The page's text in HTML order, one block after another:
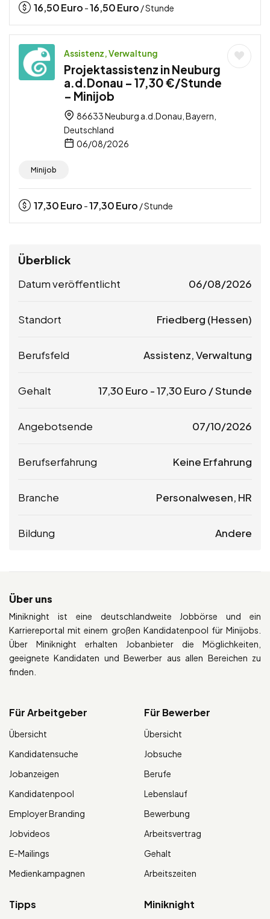
16,50Euro -16,50Euro / Stunde
Assistenz, Verwaltung
Projektassistenz in Neuburg
a.d.Donau – 17,30 €/Stunde
– Minijob
86633 Neuburg a.d.Donau, Bayern,
Deutschland
06/08/2026
Minijob
17,30Euro -17,30Euro / Stunde
Überblick
Datum veröffentlicht 06/08/2026
Standort Friedberg (Hessen)
Berufsfeld Assistenz, Verwaltung
Gehalt 17,30 Euro -17,30 Euro / Stunde
Angebotsende 07/10/2026
Berufserfahrung Keine Erfahrung
Branche Personalwesen, HR
Bildung Andere
Über uns
Miniknight ist eine deutschlandweite Jobbörse und ein
Karriereportal mit einem großen Kandidatenpool für Minijobs.
Über Miniknight erhalten Jobanbieter die Möglichkeiten,
geeignete Kandidaten und Bewerber aus allen Bereichen zu
finden.
Für Arbeitgeber
Übersicht
Kandidatensuche
Jobanzeigen
Kandidatenpool
Employer Branding
Jobvideos
E-Mailings
Medienkampagnen
Für Bewerber
Übersicht
Jobsuche
Berufe
Lebenslauf
Bewerbung
Arbeitsvertrag
Gehalt
Arbeitszeiten
Tipps Miniknight